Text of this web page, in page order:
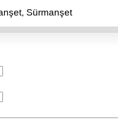
, Sürmanşet